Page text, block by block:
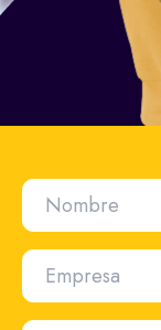
Nombre
Empresa